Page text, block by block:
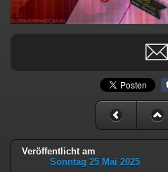
Veröffentlicht am
Sonntag 25 Mai 2025